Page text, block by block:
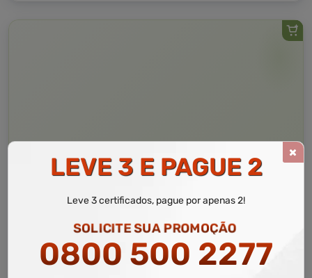
Curso Livre 10 a 30 horas
Básico em Chefia e Liderança
CURSO ON-LINE
LEVE 3 E PAGUE 2
Leve 3 certificados, pague por apenas 2!
SOLICITE SUA PROMOÇÃO
0800 500 2277